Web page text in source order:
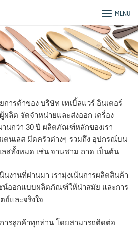
MENU
การค้าของ บริษัท เทเบิ้ลแวร์ อินเตอร์
ผลิต จัดจำหน่ายและส่งออก เครื่อง
นกว่า 30 ปี ผลิตภัณฑ์หลักของเรา
ตนเลส มีดครัวต่างๆ รวมถึง อุปกรณ์บน
ลสทั้งหมด เช่น จานชาม ถาด เป็นต้น
นงานที่ผ่านมา เรามุ่งเน้นการผลิตสินค้า
ออกแบบผลิตภัณฑ์ให้นำสมัย และการ
ย์และจริงใจ
ารลูกค้าทุกท่าน โดยสามารถติดต่อ